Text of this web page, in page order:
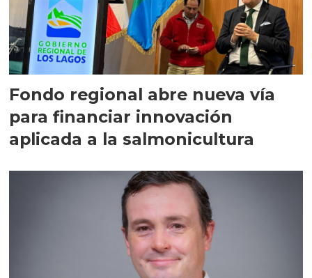
Fondo regional abre nueva vía
para financiar innovación
aplicada a la salmonicultura